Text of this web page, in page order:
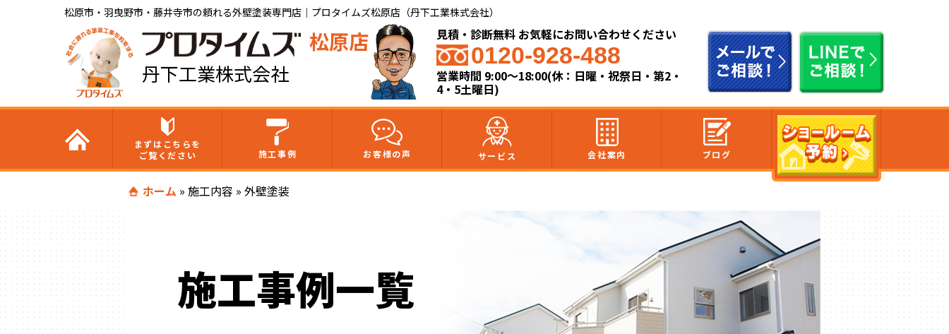
松原市・羽曳野市・藤井寺市の頼れる外壁塗装専門店｜プロタイムズ松原店（丹下工業株式会社）
松原店
丹下工業株式会社
見積・診断無料 お気軽にお問い合わせください
0120-928-488
営業時間 9:00～18:00(休：日曜・祝祭日・第2・
4・5土曜日)
まずはこちらを
ご覧ください
施工事例 お客様の声 サービス 会社案内 ブログ
ホーム » 施工内容 » 外壁塗装
施工事例一覧